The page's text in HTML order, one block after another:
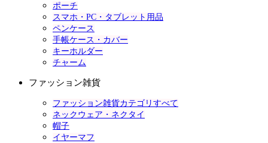
ポーチ
スマホ・PC・タブレット用品
ペンケース
手帳ケース・カバー
キーホルダー
チャーム
ファッション雑貨
ファッション雑貨カテゴリすべて
ネックウェア・ネクタイ
帽子
イヤーマフ